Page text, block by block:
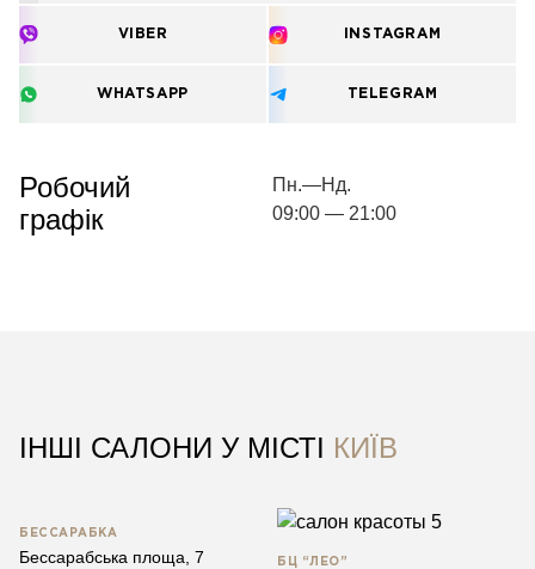
VIBER INSTAGRAM
WHATSAPP TELEGRAM
Робочий
графік
Пн.—Нд.
09:00 — 21:00
ІНШІ САЛОНИ У МІСТІ КИЇВ
БЕССАРАБКА
Бессарабська площа, 7 БЦ “ЛЕО”